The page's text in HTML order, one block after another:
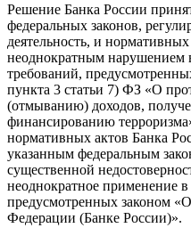
Решение Банка России
федеральных законов,
деятельность, и
неоднократным нарушением
требований,
пункта 3 статьи 7) ФЗ «O
(отмыванию) доходов,
финансированию
нормативных актов Банка
указанным федеральным
существенной
неоднократное применение
предусмотренных законом
Федерации (Банке России)».